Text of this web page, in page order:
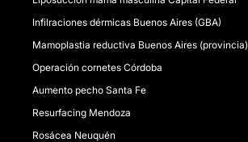
Infilraciones dérmicas Buenos Aires (GBA)
Mamoplastia reductiva Buenos Aires (provincia)
Operación cornetes Córdoba
Aumento pecho Santa Fe
Resurfacing Mendoza
Rosácea Neuquén